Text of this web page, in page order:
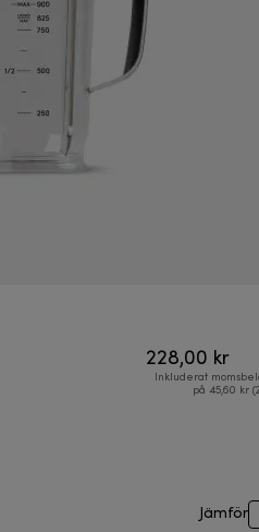
228,00 kr
Inkluderat
på 45,60 kr
Jämför